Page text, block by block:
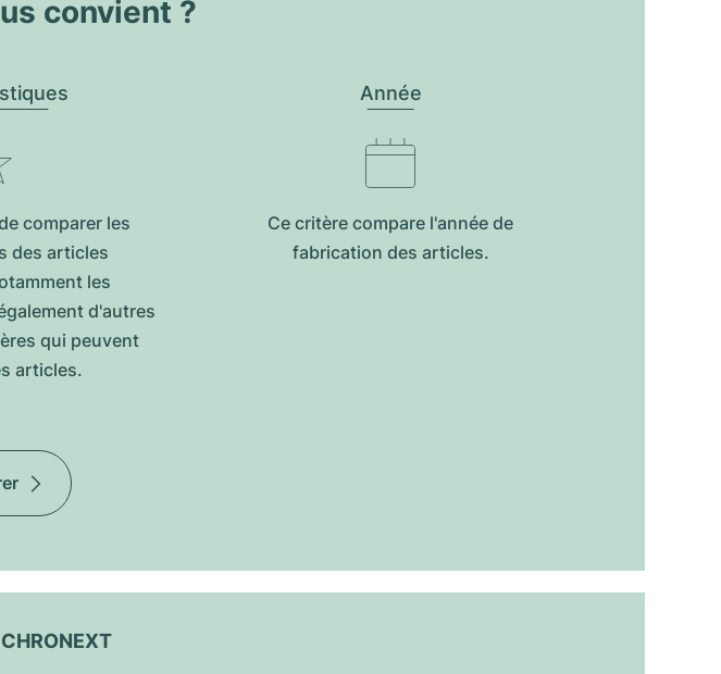
convient ?
comparer les
des articles
les
d'autres
qui peuvent
articles.
Année
Ce critère compare l'année de
fabrication des articles.